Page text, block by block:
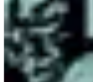
INDRA
Remera Satoru
$ 1.657